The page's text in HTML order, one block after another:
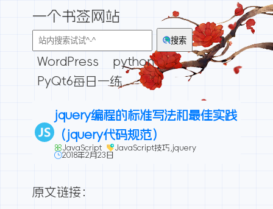
一个书签网站
搜索
WordPress
python
PyQt6每日一练
jquery编程的标准写法和最佳实践
（jquery代码规范）
JavaScript JavaScript技巧 jquery
2018年2月23日
原文链接：